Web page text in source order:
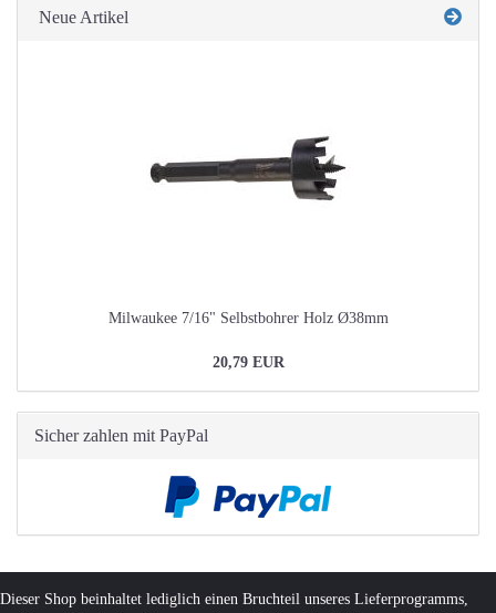
Neue Artikel
Milwaukee 7/16" Selbstbohrer Holz Ø38mm
20,79 EUR
Sicher zahlen mit PayPal
Dieser Shop beinhaltet lediglich einen Bruchteil unseres Lieferprogramms,